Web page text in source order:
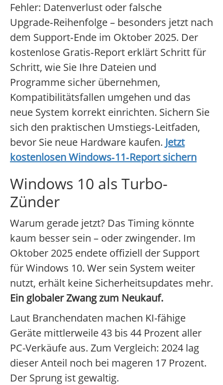
Fehler: Datenverlust oder falsche
Upgrade‑Reihenfolge – besonders jetzt nach
dem Support‑Ende im Oktober 2025. Der
kostenlose Gratis‑Report erklärt Schritt für
Schritt, wie Sie Ihre Dateien und
Programme sicher übernehmen,
Kompatibilitätsfallen umgehen und das
neue System korrekt einrichten. Sichern Sie
sich den praktischen Umstiegs‑Leitfaden,
bevor Sie neue Hardware kaufen. Jetzt
kostenlosen Windows‑11‑Report sichern
Windows 10 als Turbo-
Zünder
Warum gerade jetzt? Das Timing könnte
kaum besser sein – oder zwingender. Im
Oktober 2025 endete offiziell der Support
für Windows 10. Wer sein System weiter
nutzt, erhält keine Sicherheitsupdates mehr.
Ein globaler Zwang zum Neukauf.
Laut Branchendaten machen KI-fähige
Geräte mittlerweile 43 bis 44 Prozent aller
PC-Verkäufe aus. Zum Vergleich: 2024 lag
dieser Anteil noch bei mageren 17 Prozent.
Der Sprung ist gewaltig.